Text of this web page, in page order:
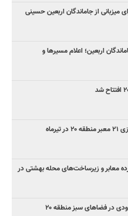
از جاماندگان اربعین؛ اعلام مسیرها و
معابر و زیرساخت‌های محله بهشتی در